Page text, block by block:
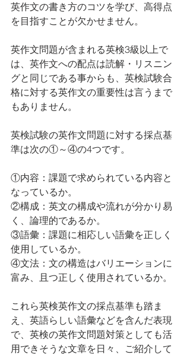
英作文の書き方のコツを学び、高得点
を目指すことが欠かせません。
英作文問題が含まれる英検3級以上で
は、英作文への配点は読解・リスニン
グと同じである事からも、英検試験合
格に対する英作文の重要性は言うまで
もありません。
英検試験の英作文問題に対する採点基
準は次の①～④の4つです。
①内容：課題で求められている内容と
なっているか。
②構成：英文の構成や流れが分かり易
く、論理的であるか。
③語彙：課題に相応しい語彙を正しく
使用しているか。
④文法：文の構造はバリエーションに
富み、且つ正しく使用されているか。
これら英検英作文の採点基準も踏ま
え、英語らしい語彙などを含んだ表現
で、英検の英作文問題対策としても活
用できそうな文章を日々、ご紹介して